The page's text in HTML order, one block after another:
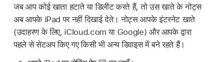
जब आप कोई खाता हटाते या डिलीट करते हैं, तो उस खाते के नोट्स
अब आपके iPad पर नहीं दिखाई देते। नोट्स आपके इंटरनेट खाते
(उदाहरण के लिए, iCloud.com या Google) और आपके द्वारा
पहले से सेटअप किए गए किसी भी अन्य डिवाइस में बने रहते हैं।